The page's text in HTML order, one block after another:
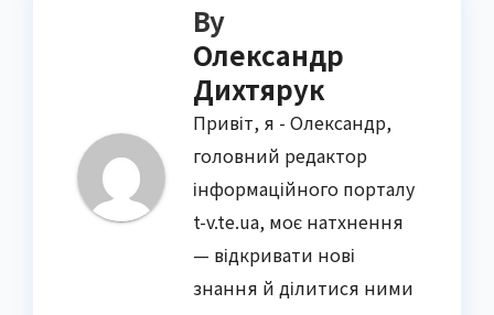
By
Олександр
Дихтярук
Привіт, я - Олександр,
головний редактор
інформаційного порталу
t-v.te.ua, моє натхнення
— відкривати нові
знання й ділитися ними